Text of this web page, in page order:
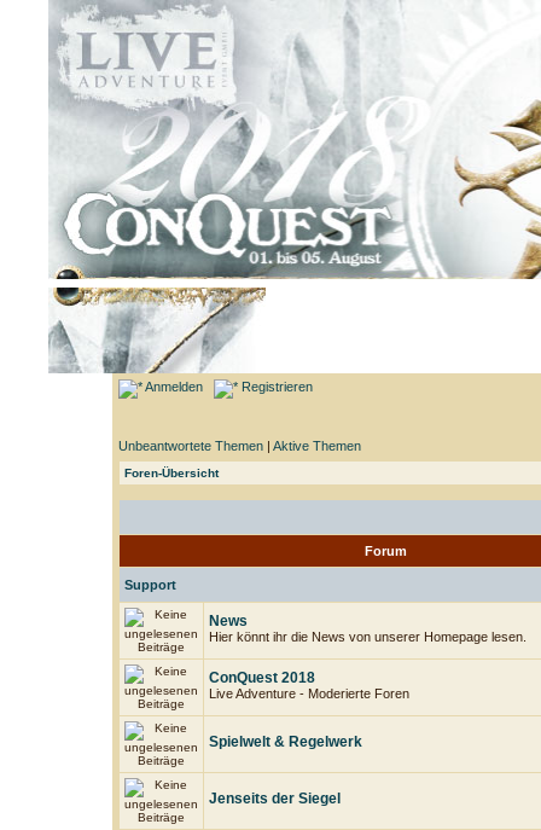
Anmelden Registrieren
Unbeantwortete Themen | Aktive Themen
Foren-Übersicht
Forum
Support
News
Hier könnt ihr die News von unserer Homepage lesen.
ConQuest 2018
Live Adventure - Moderierte Foren
Spielwelt & Regelwerk
Jenseits der Siegel